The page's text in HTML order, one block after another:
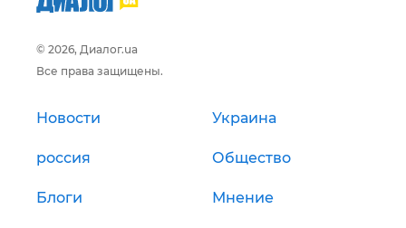
© 2026, Диалог.ua
Все права защищены.
Новости Украина
россия Общество
Блоги Мнение